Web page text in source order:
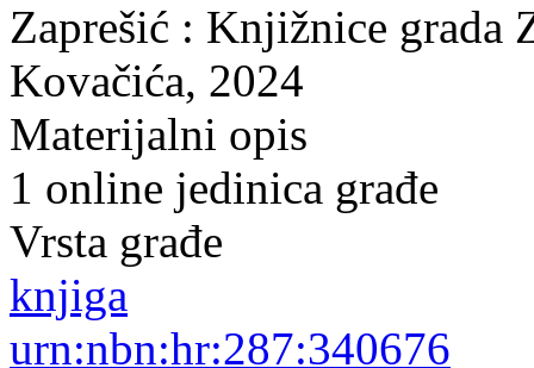
Zaprešić : Knjižnice grada
Kovačića, 2024
Materijalni opis
1 online jedinica građe
Vrsta građe
knjiga
urn:nbn:hr:287:340676